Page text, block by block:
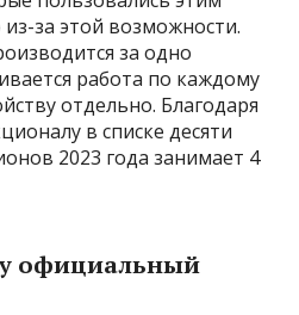
за этой возможности.
за одно
работа по каждому
отдельно. Благодаря
в списке десяти
2023 года занимает 4
официальный